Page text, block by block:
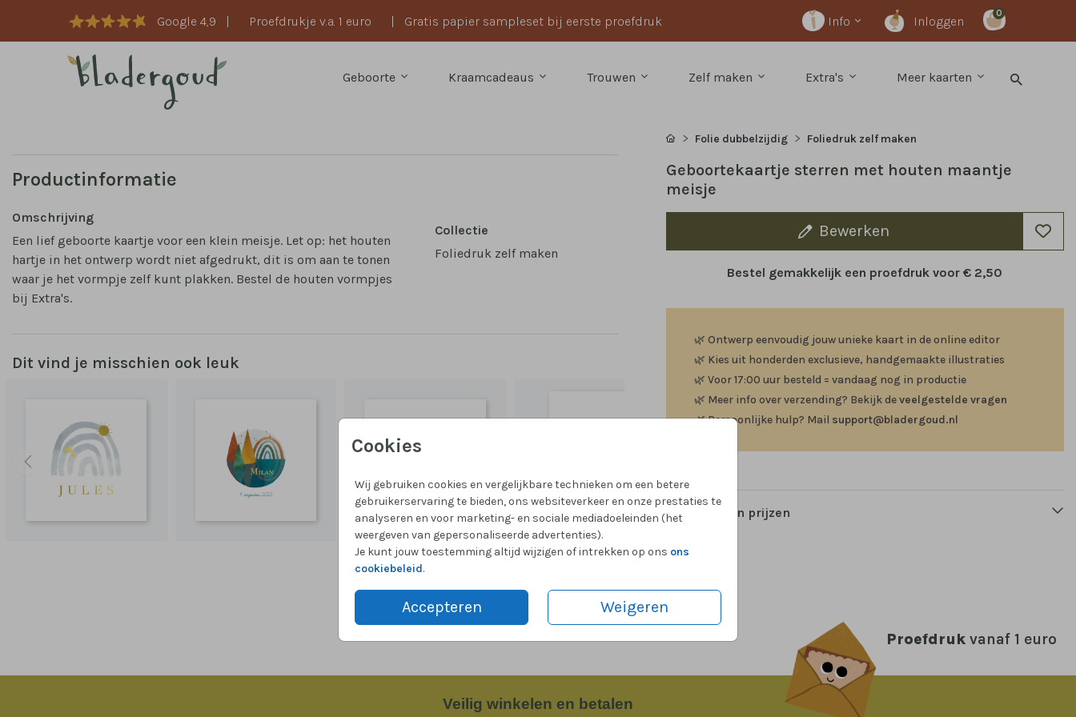
Google 4,9 | Proefdrukje v.a. 1 euro | Gratis papier sampleset bij eerste proefdruk Info Inloggen
0
Geboorte Kraamcadeaus Trouwen Zelf maken Extra's Meer kaarten
Cookies
Wij gebruiken cookies en vergelijkbare technieken om een betere
gebruikerservaring te bieden, ons websiteverkeer en onze prestaties te
analyseren en voor marketing- en sociale mediadoeleinden (het
weergeven van gepersonaliseerde advertenties).
Je kunt jouw toestemming altijd wijzigen of intrekken op ons ons
cookiebeleid.
Accepteren Weigeren
Productinformatie
Omschrijving
Een lief geboorte kaartje voor een klein meisje. Let op: het houten
hartje in het ontwerp wordt niet afgedrukt, dit is om aan te tonen
waar je het vormpje zelf kunt plakken. Bestel de houten vormpjes
bij Extra's.
Collectie
Foliedruk zelf maken
Dit vind je misschien ook leuk
Folie dubbelzijdig Foliedruk zelf maken
Geboortekaartje sterren met houten maantje
meisje
Bewerken
Bestel gemakkelijk een proefdruk voor€ 2,50
🌿 Ontwerp eenvoudig jouw unieke kaart in de online editor
🌿 Kies uit honderden exclusieve, handgemaakte illustraties
🌿 Voor 17:00 uur besteld = vandaag nog in productie
🌿 Meer info over verzending? Bekijk deveelgestelde vragen
🌿Persoonlijke hulp? Mail support@bladergoud.nl
Formaten en prijzen
Veilig winkelen en betalen
Proefdruk vanaf 1 euro